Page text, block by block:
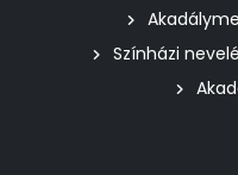
Színházi